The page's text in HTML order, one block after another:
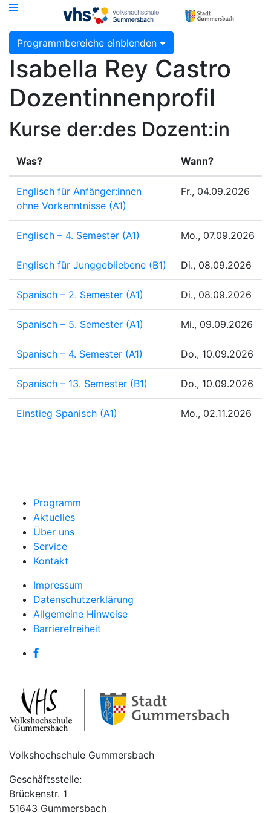
Programmbereiche einblenden
Isabella Rey Castro
Dozentinnenprofil
Kurse der:des Dozent:in
Was? Wann?
Englisch für Anfänger:innen
ohne Vorkenntnisse (A1)
Fr., 04.09.2026
Englisch – 4. Semester (A1) Mo., 07.09.2026
Englisch für Junggebliebene (B1) Di., 08.09.2026
Spanisch – 2. Semester (A1) Di., 08.09.2026
Spanisch – 5. Semester (A1) Mi., 09.09.2026
Spanisch – 4. Semester (A1) Do., 10.09.2026
Spanisch – 13. Semester (B1) Do., 10.09.2026
Einstieg Spanisch (A1) Mo., 02.11.2026
Programm
Aktuelles
Über uns
Service
Kontakt
Impressum
Datenschutzerklärung
Allgemeine Hinweise
Barrierefreiheit
Volkshochschule Gummersbach
Geschäftsstelle:
Brückenstr. 1
51643 Gummersbach